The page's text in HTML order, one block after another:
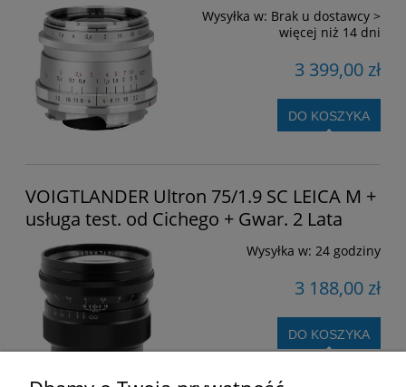
Wysyłka w: Brak u dostawcy >
więcej niż 14 dni
3 399,00 zł
DO KOSZYKA
VOIGTLANDER Ultron 75/1.9 SC LEICA M +
usługa test. od Cichego + Gwar. 2 Lata
Wysyłka w: 24 godziny
3 188,00 zł
DO KOSZYKA